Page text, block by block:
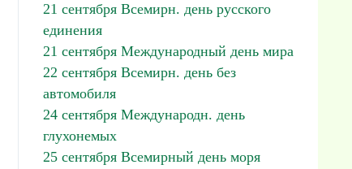
21 сентября Всемирн. день русского
единения
21 сентября Международный день мира
22 сентября Всемирн. день без
автомобиля
24 сентября Международн. день
глухонемых
25 сентября Всемирный день моря